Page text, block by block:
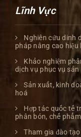
Lĩnh Vực
Nghiên cứu dinh
pháp nâng cao hiệu
Khảo nghiệm
dịch vụ phục vụ
Sản xuất, kinh
hoá
Hợp tác quốc tế
phân bón, chế
Tham gia đào